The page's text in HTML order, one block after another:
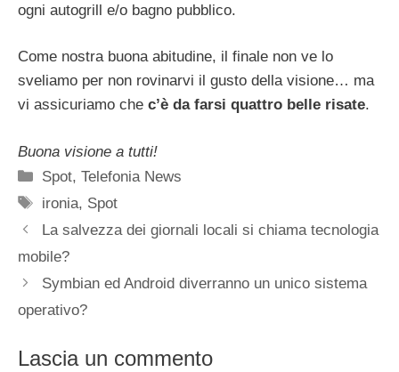
ogni autogrill e/o bagno pubblico.
Come nostra buona abitudine, il finale non ve lo
sveliamo per non rovinarvi il gusto della visione… ma
vi assicuriamo che c’è da farsi quattro belle risate.
Buona visione a tutti!
Categorie
Spot,Telefonia News
Tag
ironia, Spot
La salvezza dei giornali locali si chiama tecnologia
mobile?
Symbian ed Android diverranno un unico sistema
operativo?
Lascia un commento